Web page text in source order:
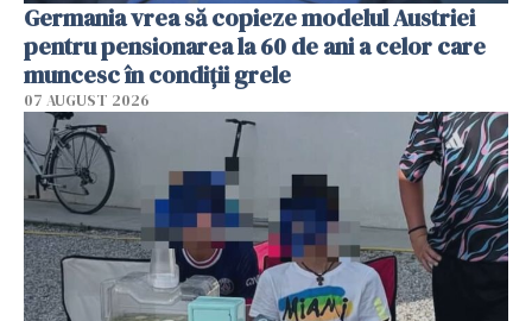
Germania vrea să copieze modelul Austriei
pentru pensionarea la 60 de ani a celor care
muncesc în condiții grele
07 AUGUST 2026